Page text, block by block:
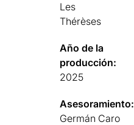
Les
Thérèses
Año de la
producción:
2025
Asesoramiento:
Germán Caro